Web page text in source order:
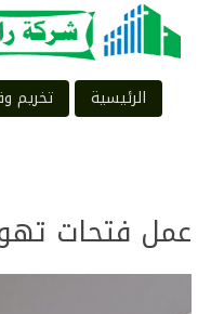
الرئيسية تخريم
عمل فتحات